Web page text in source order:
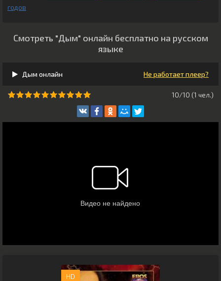
годов
Смотреть "Дым" онлайн бесплатно на русском
языке
Дым онлайн Не работает плеер?
10/10 (1 чeл.)
HD